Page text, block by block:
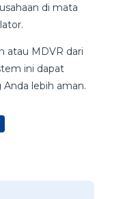
di mata
atau MDVR dari
ini dapat
lebih aman.